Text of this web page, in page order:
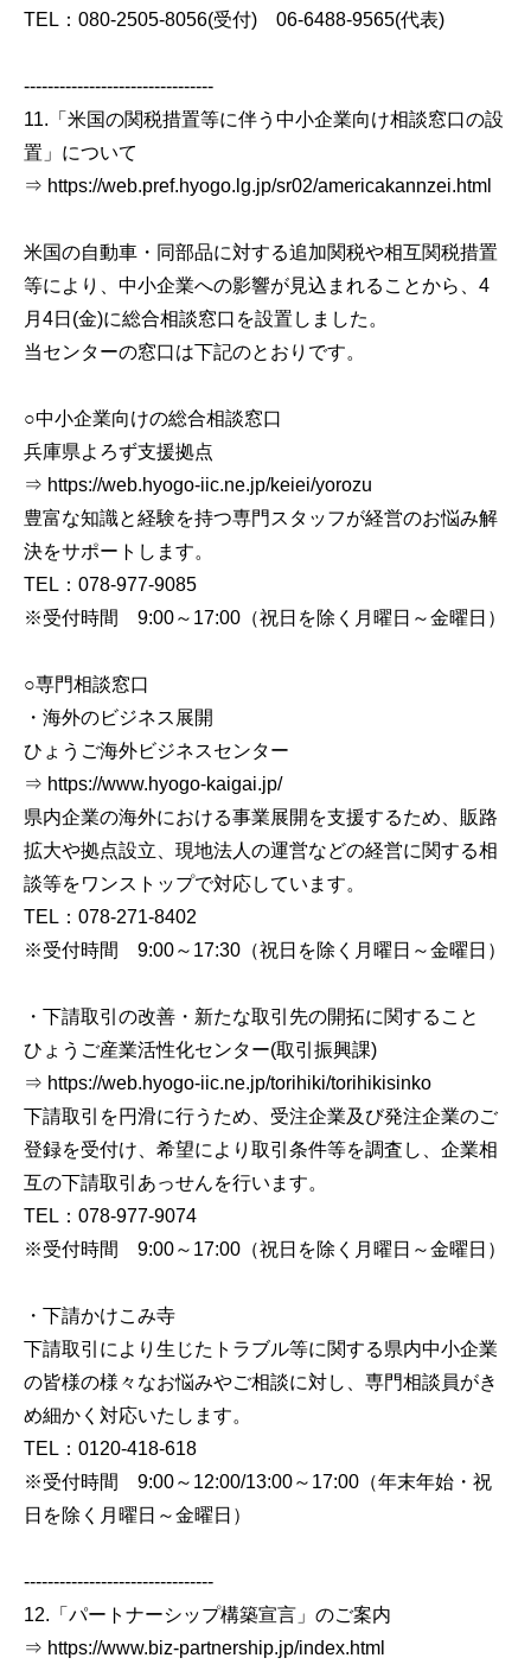
TEL：080-2505-8056(受付) 06-6488-9565(代表)
--------------------------------
11.「米国の関税措置等に伴う中小企業向け相談窓口の設
置」について
⇒ https://web.pref.hyogo.lg.jp/sr02/americakannzei.html
米国の自動車・同部品に対する追加関税や相互関税措置
等により、中小企業への影響が見込まれることから、4
月4日(金)に総合相談窓口を設置しました。
当センターの窓口は下記のとおりです。
○中小企業向けの総合相談窓口
兵庫県よろず支援拠点
⇒ https://web.hyogo-iic.ne.jp/keiei/yorozu
豊富な知識と経験を持つ専門スタッフが経営のお悩み解
決をサポートします。
TEL：078-977-9085
※受付時間 9:00～17:00（祝日を除く月曜日～金曜日）
○専門相談窓口
・海外のビジネス展開
ひょうご海外ビジネスセンター
⇒ https://www.hyogo-kaigai.jp/
県内企業の海外における事業展開を支援するため、販路
拡大や拠点設立、現地法人の運営などの経営に関する相
談等をワンストップで対応しています。
TEL：078-271-8402
※受付時間 9:00～17:30（祝日を除く月曜日～金曜日）
・下請取引の改善・新たな取引先の開拓に関すること
ひょうご産業活性化センター(取引振興課)
⇒ https://web.hyogo-iic.ne.jp/torihiki/torihikisinko
下請取引を円滑に行うため、受注企業及び発注企業のご
登録を受付け、希望により取引条件等を調査し、企業相
互の下請取引あっせんを行います。
TEL：078-977-9074
※受付時間 9:00～17:00（祝日を除く月曜日～金曜日）
・下請かけこみ寺
下請取引により生じたトラブル等に関する県内中小企業
の皆様の様々なお悩みやご相談に対し、専門相談員がき
め細かく対応いたします。
TEL：0120-418-618
※受付時間 9:00～12:00/13:00～17:00（年末年始・祝
日を除く月曜日～金曜日）
--------------------------------
12.「パートナーシップ構築宣言」のご案内
⇒ https://www.biz-partnership.jp/index.html